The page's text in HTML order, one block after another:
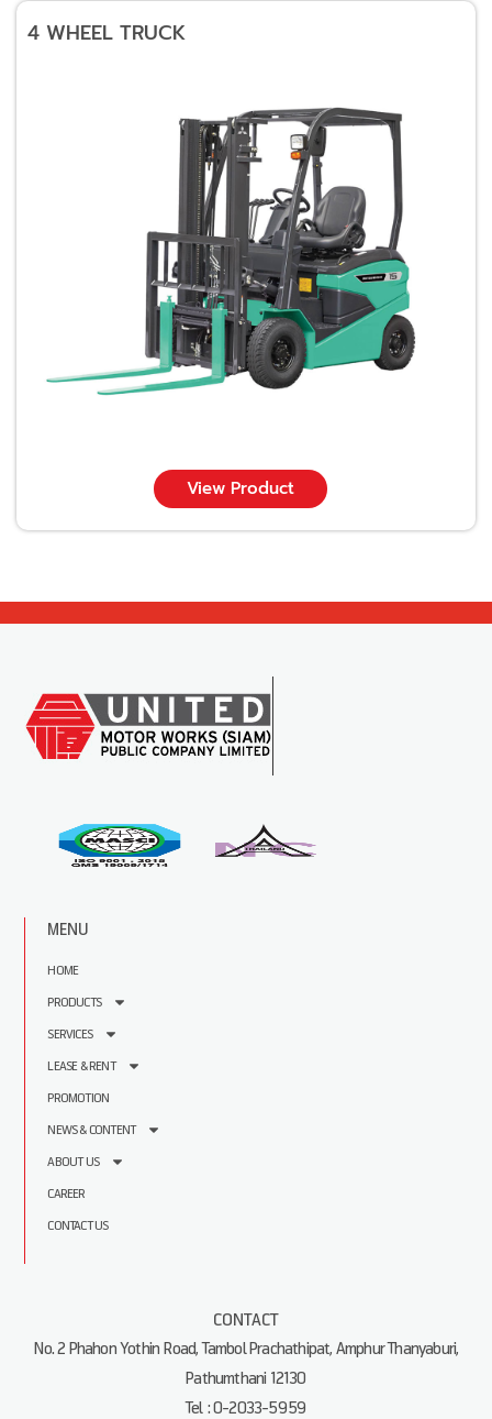
4 WHEEL TRUCK
View Product
MENU
HOME
PRODUCTS
SERVICES
LEASE & RENT
PROMOTION
NEWS & CONTENT
ABOUT US
CAREER
CONTACT US
CONTACT
No. 2 Phahon Yothin Road, Tambol Prachathipat, Amphur Thanyaburi,
Pathumthani 12130
Tel : 0-2033-5959